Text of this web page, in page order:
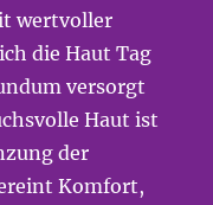
wertvoller
die Haut Tag
versorgt
Haut ist
der
Komfort,